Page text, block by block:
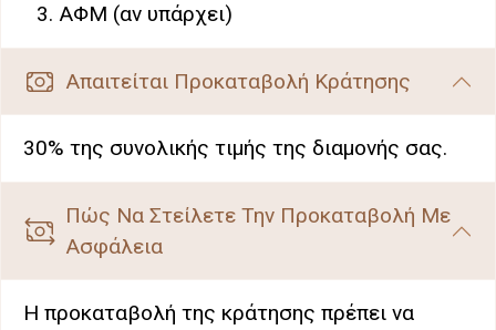
ΑΦΜ (αν υπάρχει)
Απαιτείται Προκαταβολή Κράτησης
30% της συνολικής τιμής της διαμονής σας.
Πώς Να Στείλετε Την Προκαταβολή Με
Ασφάλεια
Η προκαταβολή της κράτησης πρέπει να